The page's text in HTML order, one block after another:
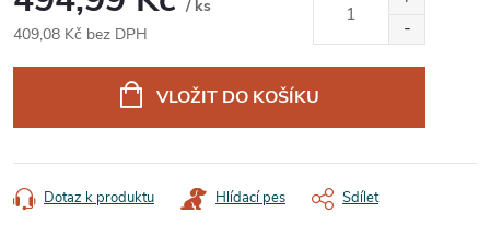
/ ks
409,08 Kč bez DPH
VLOŽIT DO KOŠÍKU
Dotaz k produktu Hlídací pes Sdílet